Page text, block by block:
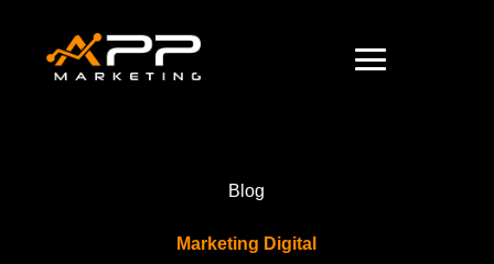
Blog
Marketing Digital